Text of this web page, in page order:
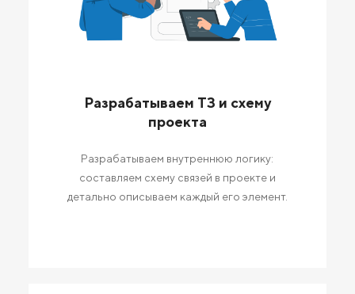
Разрабатываем ТЗ и схему
проекта
Разрабатываем внутреннюю логику:
составляем схему связей в проекте и
детально описываем каждый его элемент.